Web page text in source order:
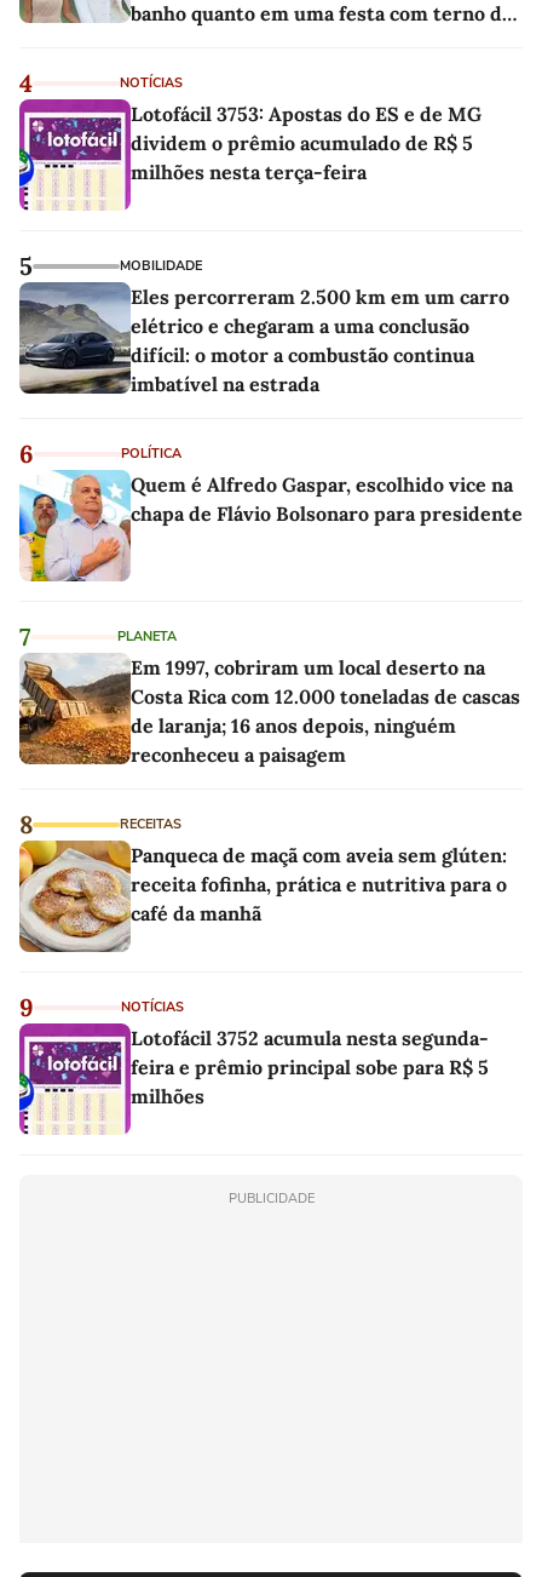
banho quanto em uma festa com terno de
4 NOTÍCIAS
Lotofácil 3753: Apostas do ES e de MG
dividem o prêmio acumulado de R$ 5
milhões nesta terça-feira
5 MOBILIDADE
Eles percorreram 2.500 km em um carro
elétrico e chegaram a uma conclusão
difícil: o motor a combustão continua
imbatível na estrada
6 POLÍTICA
Quem é Alfredo Gaspar, escolhido vice na
chapa de Flávio Bolsonaro para presidente
7 PLANETA
Em 1997, cobriram um local deserto na
Costa Rica com 12.000 toneladas de cascas
de laranja; 16 anos depois, ninguém
reconheceu a paisagem
8 RECEITAS
Panqueca de maçã com aveia sem glúten:
receita fofinha, prática e nutritiva para o
café da manhã
9 NOTÍCIAS
Lotofácil 3752 acumula nesta segunda-
feira e prêmio principal sobe para R$ 5
milhões
PUBLICIDADE